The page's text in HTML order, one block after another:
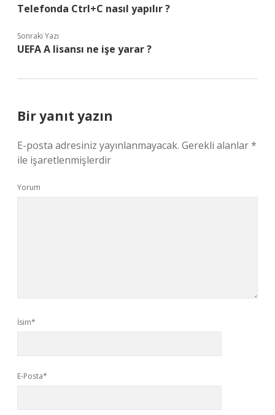
Telefonda Ctrl+C nasıl yapılır ?
Sonraki Yazı
UEFA A lisansı ne işe yarar ?
Bir yanıt yazın
E-posta adresiniz yayınlanmayacak. Gerekli alanlar*
ile işaretlenmişlerdir
Yorum
İsim*
E-Posta*